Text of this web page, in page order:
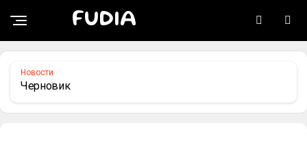
FUDIA
Черновик
Новости
Черновик